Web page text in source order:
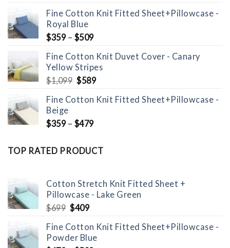
Fine Cotton Knit Fitted Sheet+Pillowcase -
Royal Blue
$359– $509
Fine Cotton Knit Duvet Cover - Canary
Yellow Stripes
$1,099 Original
was:
$589Current
is:
Fine Cotton Knit Fitted Sheet+Pillowcase -
Beige
$359– $479
TOP RATED PRODUCT
Cotton Stretch Knit Fitted Sheet +
Pillowcase - Lake Green
$699 Original
was:
$699.
$409Current
is:
$409.
Fine Cotton Knit Fitted Sheet+Pillowcase -
Powder Blue